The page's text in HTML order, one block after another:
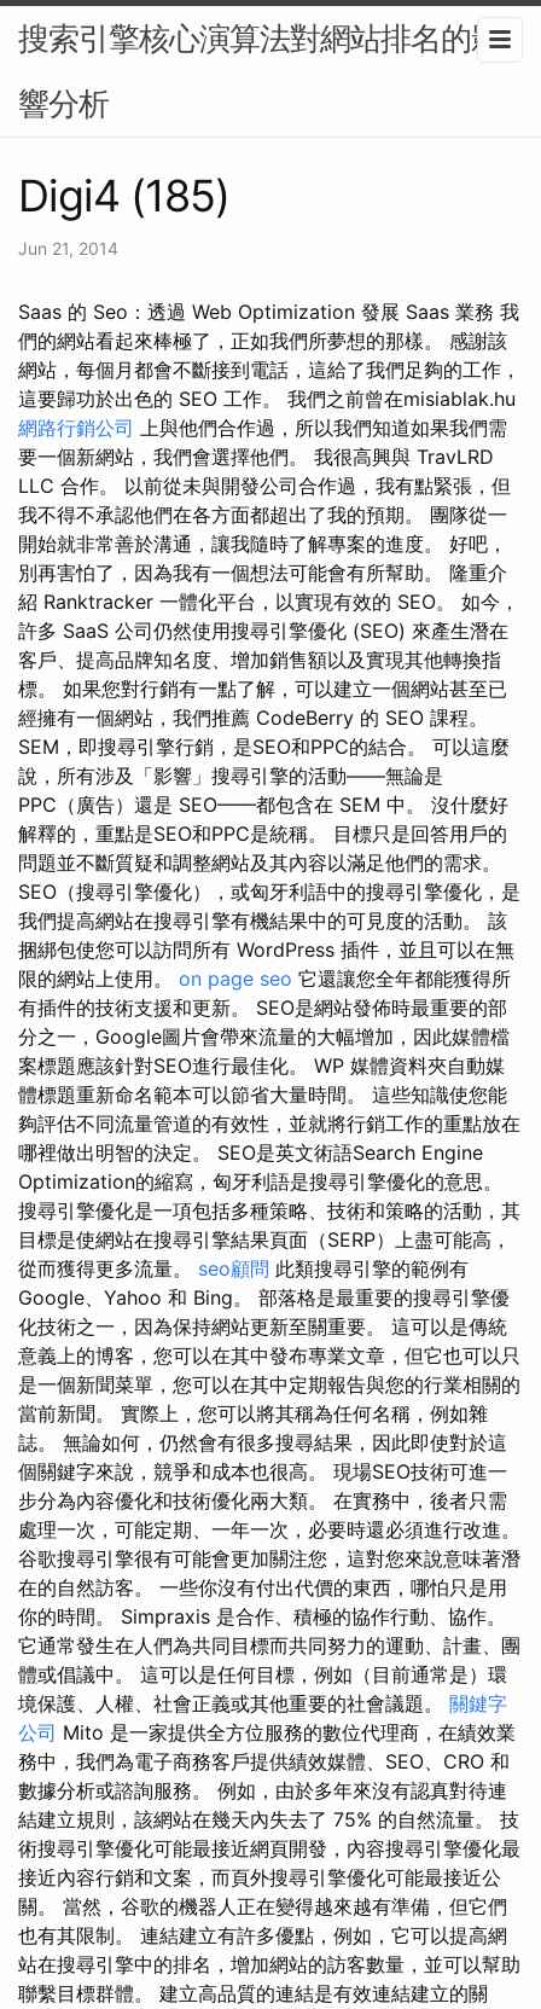
搜索引擎核心演算法對網站排名的影
響分析
Digi4 (185)
Jun 21, 2014
Saas 的 Seo：透過 Web Optimization 發展 Saas 業務 我
們的網站看起來棒極了，正如我們所夢想的那樣。 感謝該
網站，每個月都會不斷接到電話，這給了我們足夠的工作，
這要歸功於出色的 SEO 工作。 我們之前曾在misiablak.hu
網路行銷公司 上與他們合作過，所以我們知道如果我們需
要一個新網站，我們會選擇他們。 我很高興與 TravLRD
LLC 合作。 以前從未與開發公司合作過，我有點緊張，但
我不得不承認他們在各方面都超出了我的預期。 團隊從一
開始就非常善於溝通，讓我隨時了解專案的進度。 好吧，
別再害怕了，因為我有一個想法可能會有所幫助。 隆重介
紹 Ranktracker 一體化平台，以實現有效的 SEO。 如今，
許多 SaaS 公司仍然使用搜尋引擎優化 (SEO) 來產生潛在
客戶、提高品牌知名度、增加銷售額以及實現其他轉換指
標。 如果您對行銷有一點了解，可以建立一個網站甚至已
經擁有一個網站，我們推薦 CodeBerry 的 SEO 課程。
SEM，即搜尋引擎行銷，是SEO和PPC的結合。 可以這麼
說，所有涉及「影響」搜尋引擎的活動——無論是
PPC（廣告）還是 SEO——都包含在 SEM 中。 沒什麼好
解釋的，重點是SEO和PPC是統稱。 目標只是回答用戶的
問題並不斷質疑和調整網站及其內容以滿足他們的需求。
SEO（搜尋引擎優化），或匈牙利語中的搜尋引擎優化，是
我們提高網站在搜尋引擎有機結果中的可見度的活動。 該
捆綁包使您可以訪問所有 WordPress 插件，並且可以在無
限的網站上使用。 on page seo 它還讓您全年都能獲得所
有插件的技術支援和更新。 SEO是網站發佈時最重要的部
分之一，Google圖片會帶來流量的大幅增加，因此媒體檔
案標題應該針對SEO進行最佳化。 WP 媒體資料夾自動媒
體標題重新命名範本可以節省大量時間。 這些知識使您能
夠評估不同流量管道的有效性，並就將行銷工作的重點放在
哪裡做出明智的決定。 SEO是英文術語Search Engine
Optimization的縮寫，匈牙利語是搜尋引擎優化的意思。
搜尋引擎優化是一項包括多種策略、技術和策略的活動，其
目標是使網站在搜尋引擎結果頁面（SERP）上盡可能高，
從而獲得更多流量。 seo顧問 此類搜尋引擎的範例有
Google、Yahoo 和 Bing。 部落格是最重要的搜尋引擎優
化技術之一，因為保持網站更新至關重要。 這可以是傳統
意義上的博客，您可以在其中發布專業文章，但它也可以只
是一個新聞菜單，您可以在其中定期報告與您的行業相關的
當前新聞。 實際上，您可以將其稱為任何名稱，例如雜
誌。 無論如何，仍然會有很多搜尋結果，因此即使對於這
個關鍵字來說，競爭和成本也很高。 現場SEO技術可進一
步分為內容優化和技術優化兩大類。 在實務中，後者只需
處理一次，可能定期、一年一次，必要時還必須進行改進。
谷歌搜尋引擎很有可能會更加關注您，這對您來說意味著潛
在的自然訪客。 一些你沒有付出代價的東西，哪怕只是用
你的時間。 Simpraxis 是合作、積極的協作行動、協作。
它通常發生在人們為共同目標而共同努力的運動、計畫、團
體或倡議中。 這可以是任何目標，例如（目前通常是）環
境保護、人權、社會正義或其他重要的社會議題。 關鍵字
公司 Mito 是一家提供全方位服務的數位代理商，在績效業
務中，我們為電子商務客戶提供績效媒體、SEO、CRO 和
數據分析或諮詢服務。 例如，由於多年來沒有認真對待連
結建立規則，該網站在幾天內失去了 75% 的自然流量。 技
術搜尋引擎優化可能最接近網頁開發，內容搜尋引擎優化最
接近內容行銷和文案，而頁外搜尋引擎優化可能最接近公
關。 當然，谷歌的機器人正在變得越來越有準備，但它們
也有其限制。 連結建立有許多優點，例如，它可以提高網
站在搜尋引擎中的排名，增加網站的訪客數量，並可以幫助
聯繫目標群體。 建立高品質的連結是有效連結建立的關